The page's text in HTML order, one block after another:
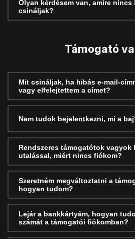
Olyan kérdésem van, amire nincs
csináljak?
Támogató
Mit csináljak, ha hibás e-mail-
vagy elfelejtettem a címet?
Nem tudok bejelentkezni, mi a
Rendszeres támogatótok vagyok
utalással, miért nincs fiókom?
Szeretném megváltoztatni a
hogyan tudom?
Lejár a bankkártyám, hogyan
számát a támogatói fiókomban?